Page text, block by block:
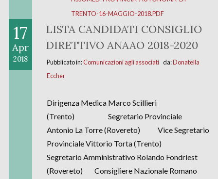
TRENTO-16-MAGGIO-2018.PDF
LISTA CANDIDATI CONSIGLIO
DIRETTIVO ANAAO 2018-2020
17
Apr
2018 Pubblicato in:Comunicazioni agli associatida:Donatella
Eccher
Dirigenza Medica Marco Scillieri
(Trento) Segretario Provinciale
Antonio La Torre (Rovereto) Vice Segretario
Provinciale Vittorio Torta (Trento)
Segretario Amministrativo Rolando Fondriest
(Rovereto) Consigliere Nazionale Romano